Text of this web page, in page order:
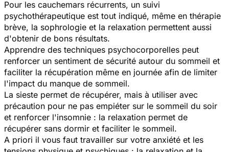
Pour les cauchemars récurrents, un suivi
psychothérapeutique est tout indiqué, même en thérapie
brève, la sophrologie et la relaxation permettent aussi
d'obtenir de bons résultats.
Apprendre des techniques psychocorporelles peut
renforcer un sentiment de sécurité autour du sommeil et
faciliter la récupération même en journée afin de limiter
l'impact du manque de sommeil.
La sieste permet de récupérer, mais à utiliser avec
précaution pour ne pas empiéter sur le sommeil du soir
et renforcer l'insomnie : la relaxation permet de
récupérer sans dormir et faciliter le sommeil.
A priori il vous faut travailler sur votre anxiété et les